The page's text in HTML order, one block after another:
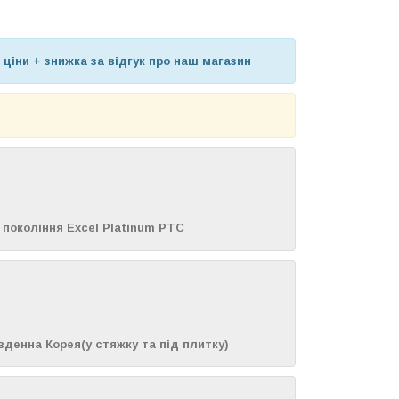
+ знижка за відгук про наш магазин
покоління Excel Platinum PTC
Корея(у стяжку та під плитку)